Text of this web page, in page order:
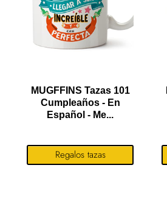
MUGFFINS Tazas 101
Cumpleaños - En
Español - Me...
Regalos tazas